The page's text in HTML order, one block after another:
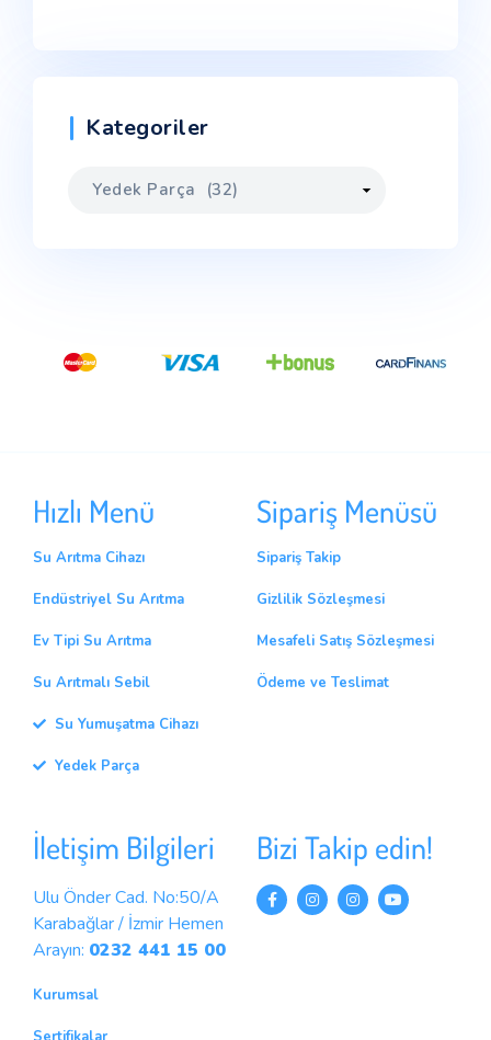
Kategoriler
Hızlı Menü
Su Arıtma Cihazı
Endüstriyel Su Arıtma
Ev Tipi Su Arıtma
Su Arıtmalı Sebil
Su Yumuşatma Cihazı
Yedek Parça
Sipariş Menüsü
Sipariş Takip
Gizlilik Sözleşmesi
Mesafeli Satış Sözleşmesi
Ödeme ve Teslimat
İletişim Bilgileri
Ulu Önder Cad. No:50/A
Karabağlar / İzmir Hemen
Arayın: 0232 441 15 00
Kurumsal
Bizi Takip edin!